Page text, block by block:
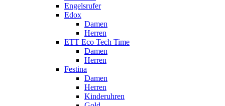
Engelsrufer
Edox
Damen
Herren
ETT Eco Tech Time
Damen
Herren
Festina
Damen
Herren
Kinderuhren